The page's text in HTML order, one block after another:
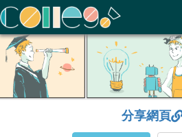
ColleGo! 大學選才與高中育才輔助系統
分享網頁